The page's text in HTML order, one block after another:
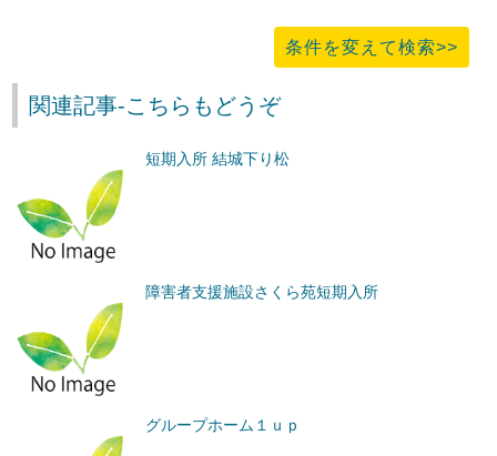
条件を変えて検索>>
関連記事-こちらもどうぞ
短期入所 結城下り松
障害者支援施設さくら苑短期入所
グループホーム１ｕｐ